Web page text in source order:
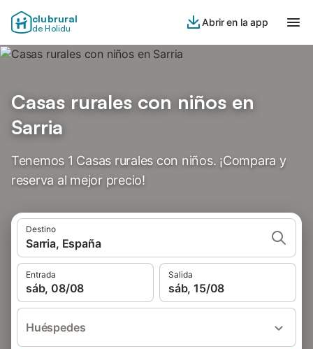
clubrural
de Holidu
Abrir en la app
Casas rurales con niños en
Sarria
Tenemos 1 Casas rurales con niños. ¡Compara y
reserva al mejor precio!
Destino
Sarria, España
Entrada
sáb, 08/08
Salida
sáb, 15/08
Huéspedes